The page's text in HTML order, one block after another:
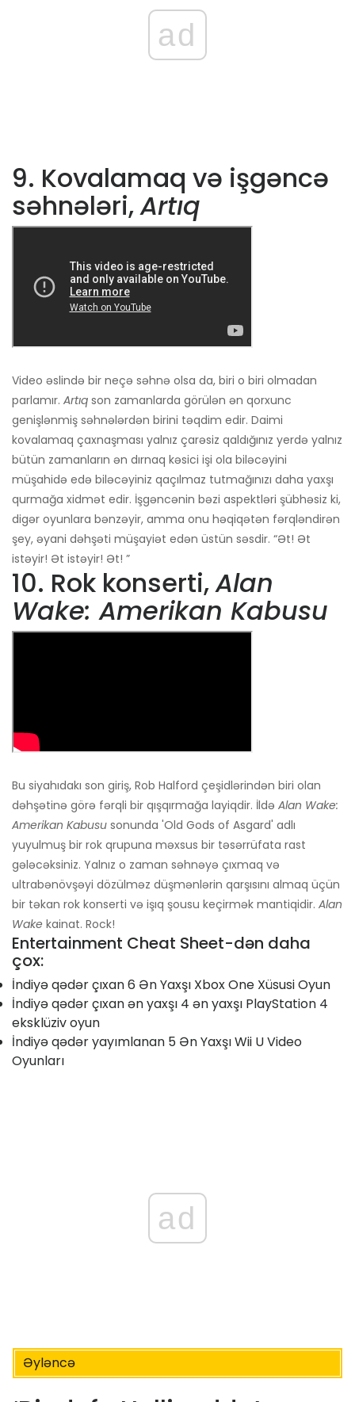
ad
9. Kovalamaq və işgəncə
səhnələri,Artıq
Video əslində bir neçə səhnə olsa da, biri o biri olmadan
parlamır. Artıq son zamanlarda görülən ən qorxunc
genişlənmiş səhnələrdən birini təqdim edir. Daimi
kovalamaq çaxnaşması yalnız çarəsiz qaldığınız yerdə yalnız
bütün zamanların ən dırnaq kəsici işi ola biləcəyini
müşahidə edə biləcəyiniz qaçılmaz tutmağınızı daha yaxşı
qurmağa xidmət edir. İşgəncənin bəzi aspektləri şübhəsiz ki,
digər oyunlara bənzəyir, amma onu həqiqətən fərqləndirən
şey, əyani dəhşəti müşayiət edən üstün səsdir. “Ət! Ət
istəyir! Ət istəyir! Ət! ”
10. Rok konserti,Alan
Wake: Amerikan Kabusu
Bu siyahıdakı son giriş, Rob Halford çeşidlərindən biri olan
dəhşətinə görə fərqli bir qışqırmağa layiqdir. İldə Alan Wake:
Amerikan Kabusu sonunda 'Old Gods of Asgard' adlı
yuyulmuş bir rok qrupuna məxsus bir təsərrüfata rast
gələcəksiniz. Yalnız o zaman səhnəyə çıxmaq və
ultrabənövşəyi dözülməz düşmənlərin qarşısını almaq üçün
bir təkan rok konserti və işıq şousu keçirmək mantiqidir. Alan
Wake kainat. Rock!
Entertainment Cheat Sheet-dən daha
çox:
İndiyə qədər çıxan 6 Ən Yaxşı Xbox One Xüsusi Oyun
İndiyə qədər çıxan ən yaxşı 4 ən yaxşı PlayStation 4
eksklüziv oyun
İndiyə qədər yayımlanan 5 Ən Yaxşı Wii U Video
Oyunları
ad
Əyləncə